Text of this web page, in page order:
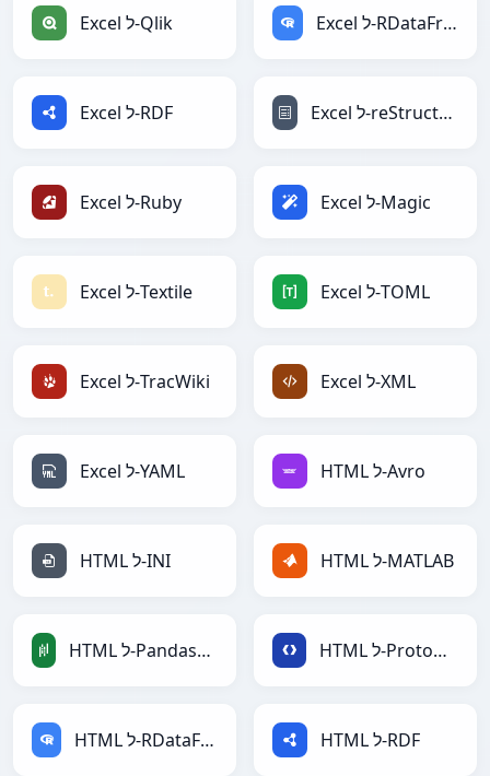
Excel ל-Qlik Excel ל-RDataFrame
Excel ל-RDF Excel ל-reStructuredText
Excel ל-Ruby Excel ל-Magic
Excel ל-Textile Excel ל-TOML
Excel ל-TracWiki Excel ל-XML
Excel ל-YAML HTML ל-Avro
HTML ל-INI HTML ל-MATLAB
HTML ל-PandasDataFrame HTML ל-Protobuf
HTML ל-RDataFrame HTML ל-RDF